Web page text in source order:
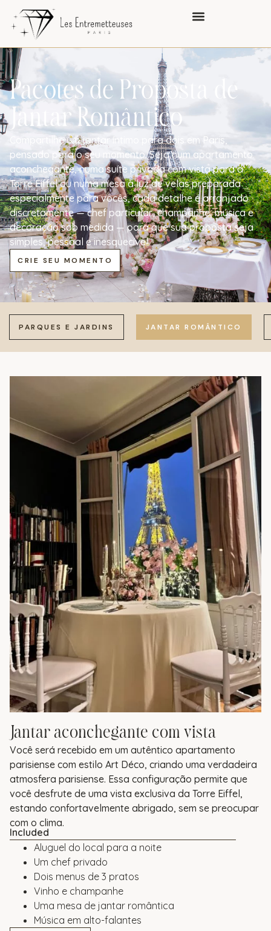
conteúdo
Pacotes de Proposta de
Jantar Romântico
Compartilhe um jantar íntimo para dois em Paris,
pensado para o seu momento. Seja num apartamento
aconchegante, numa suíte privada com vista para a
Torre Eiffel ou numa mesa à luz de velas preparada
especialmente para vocês, cada detalhe é arranjado
discretamente — chef particular, champanhe, música e
decoração sob medida — para que sua proposta seja
simples, pessoal e inesquecível.
CRIE SEU MOMENTO
PARQUES E JARDINS JANTAR ROMÂNTICO
Jantar aconchegante com vista
Você será recebido em um autêntico apartamento
parisiense com estilo Art Déco, criando uma verdadeira
atmosfera parisiense. Essa configuração permite que
você desfrute de uma vista exclusiva da Torre Eiffel,
estando confortavelmente abrigado, sem se preocupar
com o clima.
Included
Aluguel do local para a noite
Um chef privado
Dois menus de 3 pratos
Vinho e champanhe
Uma mesa de jantar romântica
Música em alto-falantes